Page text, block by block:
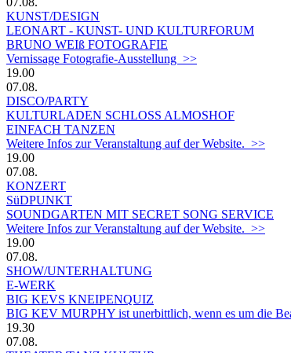
KUNST/DESIGN
LEONART - KUNST- UND KULTURFORUM
BRUNO WEIß FOTOGRAFIE
Vernissage Fotografie-Ausstellung >>
19.00
07.08.
DISCO/PARTY
KULTURLADEN SCHLOSS ALMOSHOF
EINFACH TANZEN
Weitere Infos zur Veranstaltung auf der Website. >>
19.00
07.08.
KONZERT
SüDPUNKT
SOUNDGARTEN MIT SECRET SONG SERVICE
Weitere Infos zur Veranstaltung auf der Website. >>
19.00
07.08.
SHOW/UNTERHALTUNG
E-WERK
BIG KEVS KNEIPENQUIZ
BIG KEV MURPHY ist unerbittlich, wenn es um die
19.30
07.08.